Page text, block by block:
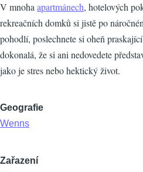
V mnoha apartmánech, hotelových
rekreačních domků si jistě po
pohodlí, poslechnete si oheň
dokonalá, že si ani nedovedete
jako je stres nebo hektický život.
Geografie
Wenns
Zařazení